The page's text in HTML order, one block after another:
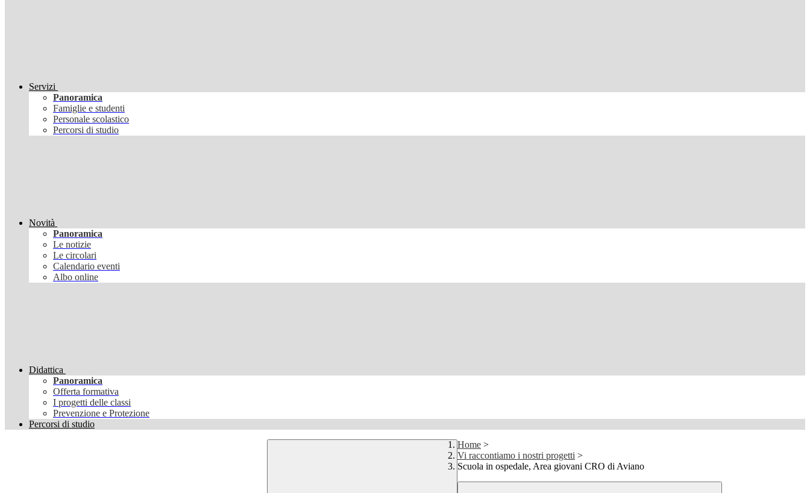
Servizi
Panoramica
Famiglie e studenti
Personale scolastico
Percorsi di studio
Novità
Panoramica
Le notizie
Le circolari
Calendario eventi
Albo online
Didattica
Panoramica
Offerta formativa
I progetti delle classi
Prevenzione e Protezione
Percorsi di studio
Home >
Vi raccontiamo i nostri progetti >
Scuola in ospedale, Area giovani CRO di Aviano